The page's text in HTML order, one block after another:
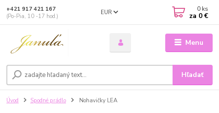
Menu
EUR
Hľadať
+421 917 421 167
(Po-Pia, 10 -17 hod.)
0 ks
za 0 €
Úvod Spodné prádlo Nohavičky LEA